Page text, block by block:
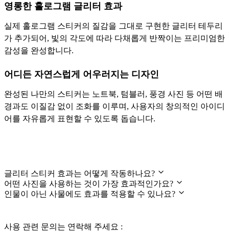
영롱한 홀로그램 글리터 효과
실제 홀로그램 스티커의 질감을 그대로 구현한 글리터 테두리
가 추가되어, 빛의 각도에 따라 다채롭게 반짝이는 프리미엄한
감성을 완성합니다.
어디든 자연스럽게 어우러지는 디자인
완성된 나만의 스티커는 노트북, 텀블러, 풍경 사진 등 어떤 배
경과도 이질감 없이 조화를 이루며, 사용자의 창의적인 아이디
어를 자유롭게 표현할 수 있도록 돕습니다.
글리터 스티커 효과는 어떻게 작동하나요?
어떤 사진을 사용하는 것이 가장 효과적인가요?
인물이 아닌 사물에도 효과를 적용할 수 있나요?
사용 관련 문의는 연락해 주세요 :